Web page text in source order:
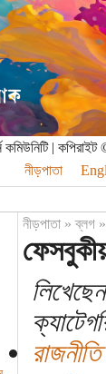
কমিউনিটি |
নীড়পাতা
নীড়পাতা»ব্লগ»
রাজনীতি